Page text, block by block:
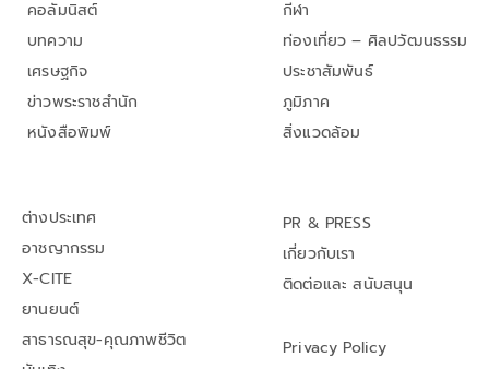
คอลัมนิสต์
บทความ
เศรษฐกิจ
ข่าวพระราชสำนัก
หนังสือพิมพ์
กีฬา
ท่องเที่ยว – ศิลปวัฒนธรรม
ประชาสัมพันธ์
ภูมิภาค
สิ่งแวดล้อม
ต่างประเทศ
อาชญากรรม
X-CITE
ยานยนต์
สาธารณสุข-คุณภาพชีวิต
PR & PRESS
เกี่ยวกับเรา
ติดต่อและ สนับสนุน
Privacy Policy